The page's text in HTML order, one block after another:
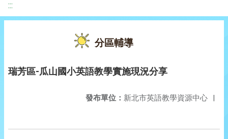
:::
分區輔導
瑞芳區-瓜山國小英語教學實施現況分享
發布單位： 新北市英語教學資源中心 |